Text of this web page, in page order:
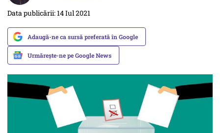
Data publicării: 14 Iul 2021
Adaugă-ne ca sursă preferată în Google
Urmărește-ne pe Google News